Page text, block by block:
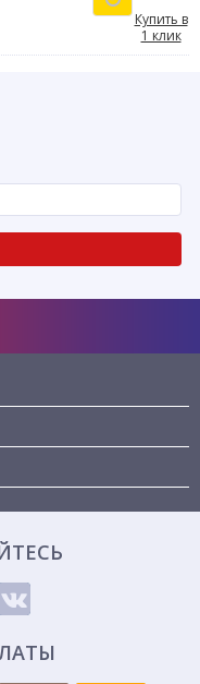
Купить в
1 клик